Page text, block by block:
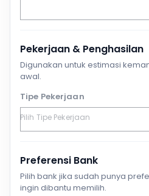
Pekerjaan & Penghasilan
Digunakan untuk estimasi
awal.
Tipe Pekerjaan
Preferensi Bank
Pilih bank jika sudah punya
ingin dibantu memilih.